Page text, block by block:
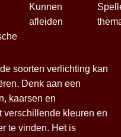
Kunnen
afleiden
soorten verlichting kan
Denk aan een
kaarsen en
verschillende kleuren en
te vinden. Het is